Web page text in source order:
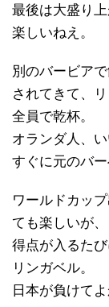
最後は大盛り上
楽しいねえ。
別のバービア
されてきて、リ
全員で乾杯。
オランダ人、い
すぐに元のバー
ワールドカッ
ても楽しいが
得点が入るた
リンガベル。
日本が負けて